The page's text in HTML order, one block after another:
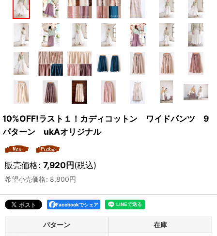
10%OFF!ラスト１！カディコットン ワイドパンツ 9
パターン ukAオリジナル
販売価格: 7,920円(税込)
希望小売価格: 8,800円
Facebookでシェア
パターン 在庫